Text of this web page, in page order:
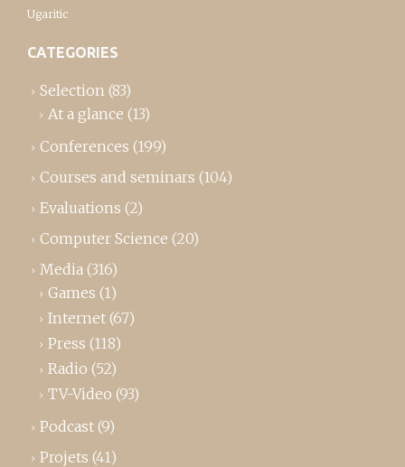
Ugaritic
CATEGORIES
Selection (83)
At a glance (13)
Conferences (199)
Courses and seminars (104)
Evaluations (2)
Computer Science (20)
Media (316)
Games (1)
Internet (67)
Press (118)
Radio (52)
TV-Video (93)
Podcast (9)
Projets (41)